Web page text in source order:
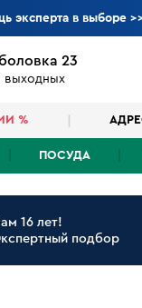
эксперта в выборе
23
выходных
%
ПОСУДА
16 лет!
подбор